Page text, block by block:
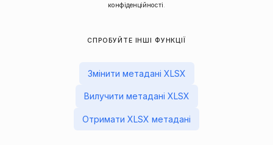
конфіденційності.
СПРОБУЙТЕ ІНШІ ФУНКЦІЇ
Змінити метадані XLSX
Вилучити метадані XLSX
Отримати XLSX метадані